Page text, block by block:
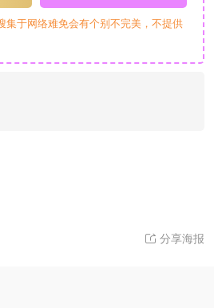
集于网络难免会有个别不完美，不提供
分享海报